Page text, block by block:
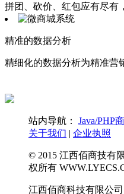
拼团、砍价、红包应有尽有
精准的数据分析
精细化的数据分析为精准营
站内导航： Java/PHP
关于我们 | 企业执照
© 2015 江西佰商技有
权所有
江西佰商科技有限公